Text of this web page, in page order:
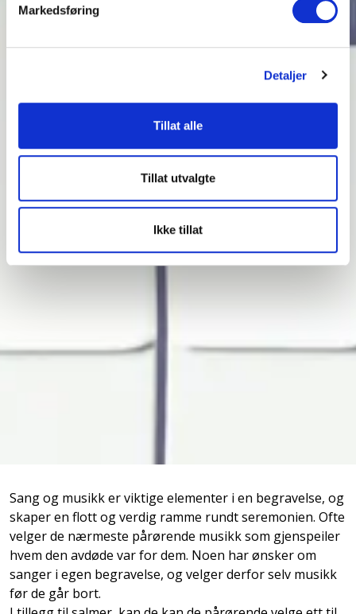
Markedsføring
Detaljer
Tillat alle
Tillat utvalgte
Ikke tillat
Sang og musikk er viktige elementer i en begravelse, og
skaper en flott og verdig ramme rundt seremonien. Ofte
velger de nærmeste pårørende musikk som gjenspeiler
hvem den avdøde var for dem. Noen har ønsker om
sanger i egen begravelse, og velger derfor selv musikk
før de går bort.